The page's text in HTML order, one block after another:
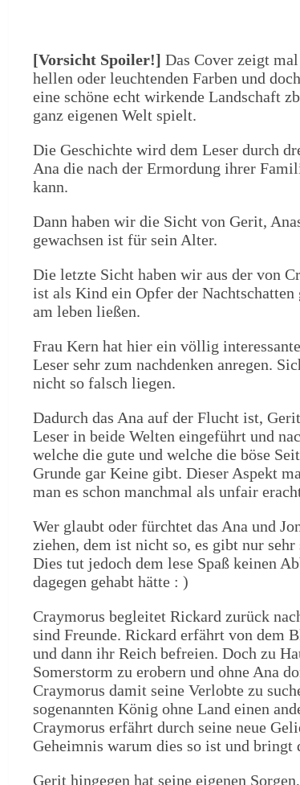
[Vorsicht Spoiler!] Das Cover zeigt
hellen oder leuchtenden Farben und
eine schöne echt wirkende Landschaft
ganz eigenen Welt spielt.
Die Geschichte wird dem Leser durch
Ana die nach der Ermordung ihrer
kann.
Dann haben wir die Sicht von Gerit,
gewachsen ist für sein Alter.
Die letzte Sicht haben wir aus der von
ist als Kind ein Opfer der
am leben ließen.
Frau Kern hat hier ein völlig
Leser sehr zum nachdenken anregen.
nicht so falsch liegen.
Dadurch das Ana auf der Flucht ist,
Leser in beide Welten eingeführt und
welche die gute und welche die böse
Grunde gar Keine gibt. Dieser Aspekt
man es schon manchmal als unfair
Wer glaubt oder fürchtet das Ana und
ziehen, dem ist nicht so, es gibt nur
Dies tut jedoch dem lese Spaß keinen
dagegen gehabt hätte : )
Craymorus begleitet Rickard zurück
sind Freunde. Rickard erfährt von dem
und dann ihr Reich befreien. Doch zu
Somerstorm zu erobern und ohne Ana
Craymorus damit seine Verlobte zu
sogenannten König ohne Land einen
Craymorus erfährt durch seine neue
Geheimnis warum dies so ist und
Gerit hingegen hat seine eigenen